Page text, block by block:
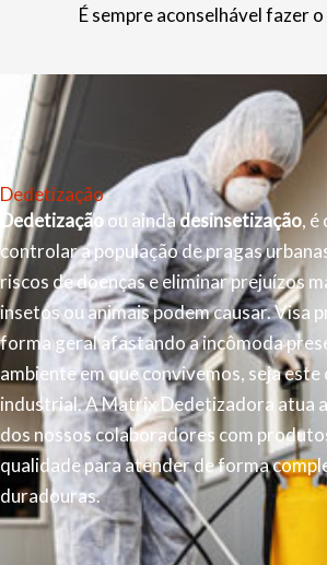
É sempre aconselhável fazer
Dedetização
Dedetizaçãoou aindadesinsetização, é
controlar a população de pragas
riscos de doenças e eliminar prejuízos
insetos ou animais podem causar. Visa
forma geral afastando a incômoda
ambiente em que convivemos, seja
industrial. A Matrix Dedetizadora atua
dos nossos colaboradores com
qualidade para atender de forma
duradouras.